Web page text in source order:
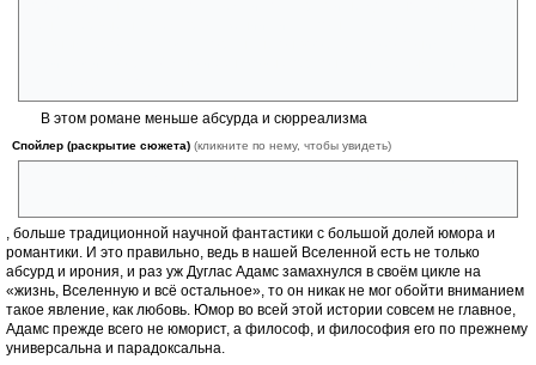
В этом романе меньше абсурда и сюрреализма
Спойлер (раскрытие сюжета) (кликните по нему, чтобы увидеть)
, больше традиционной научной фантастики с большой долей юмора и
романтики. И это правильно, ведь в нашей Вселенной есть не только
абсурд и ирония, и раз уж Дуглас Адамс замахнулся в своём цикле на
«жизнь, Вселенную и всё остальное», то он никак не мог обойти вниманием
такое явление, как любовь. Юмор во всей этой истории совсем не главное,
Адамс прежде всего не юморист, а философ, и философия его по прежнему
универсальна и парадоксальна.